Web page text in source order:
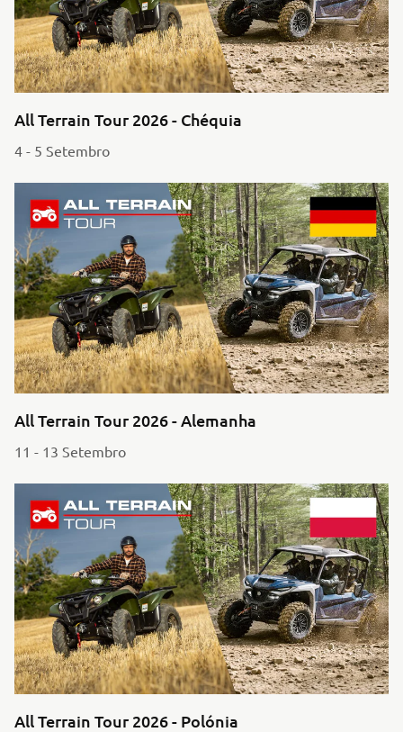
All Terrain Tour 2026 - Chéquia
4 - 5 Setembro
All Terrain Tour 2026 - Alemanha
11 - 13 Setembro
All Terrain Tour 2026 - Polónia